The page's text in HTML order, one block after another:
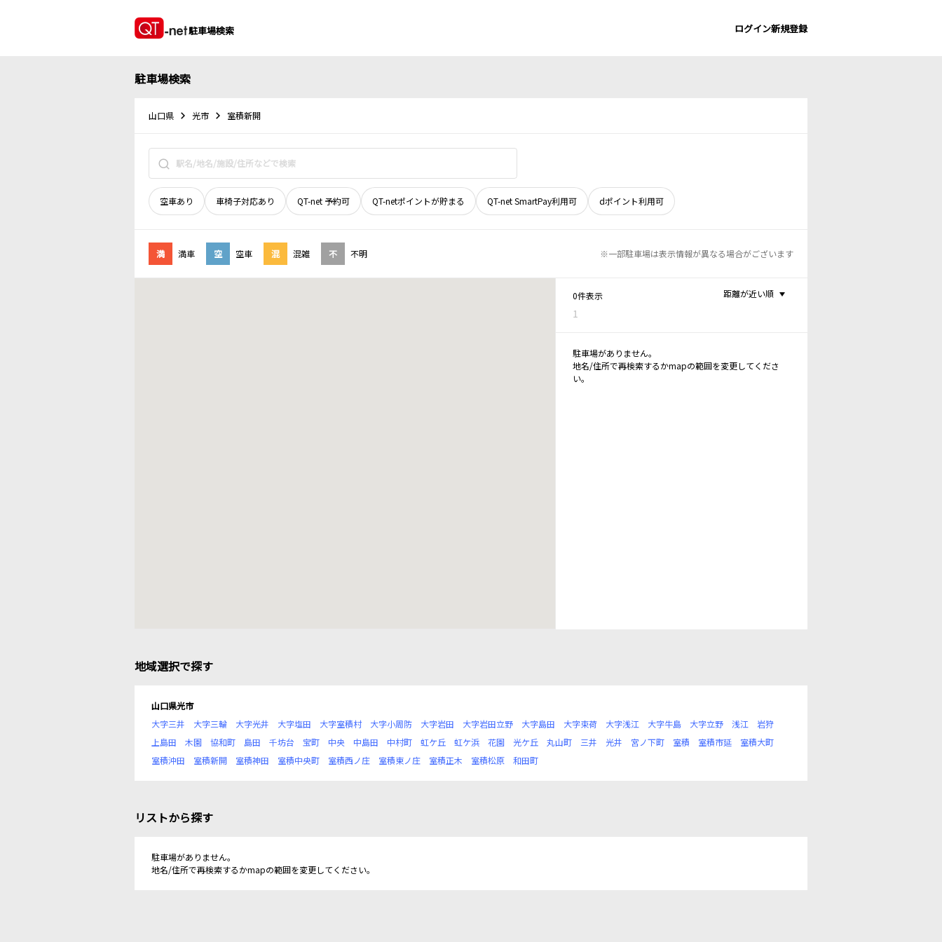
駐車場検索 ログイン新規登録
駐車場検索
山口県 光市 室積新開
空車あり 車椅子対応あり QT-net 予約可 QT-netポイントが貯まる QT-net SmartPay利用可 dポイント利用可
満 満車 空 空車 混 混雑 不 不明 ※一部駐車場は表示情報が異なる場合がございます
0件表示
1
距離が近い順
駐車場がありません。
地名/住所で再検索するかmapの範囲を変更してくださ
い。
地域選択で探す
山口県光市
大字三井
大字三輪 大字光井 大字塩田 大字室積村 大字小周防 大字岩田 大字岩田立野 大字島田 大字束荷 大字浅江 大字牛島 大字立野 浅江
岩狩
上島田
木園 協和町 島田 千坊台 宝町 中央 中島田 中村町 虹ケ丘 虹ケ浜 花園 光ケ丘 丸山町 三井 光井 宮ノ下町 室積 室積市延
室積大町
室積沖田
室積新開 室積神田 室積中央町 室積西ノ庄 室積東ノ庄 室積正木 室積松原 和田町
リストから探す
駐車場がありません。
地名/住所で再検索するかmapの範囲を変更してください。